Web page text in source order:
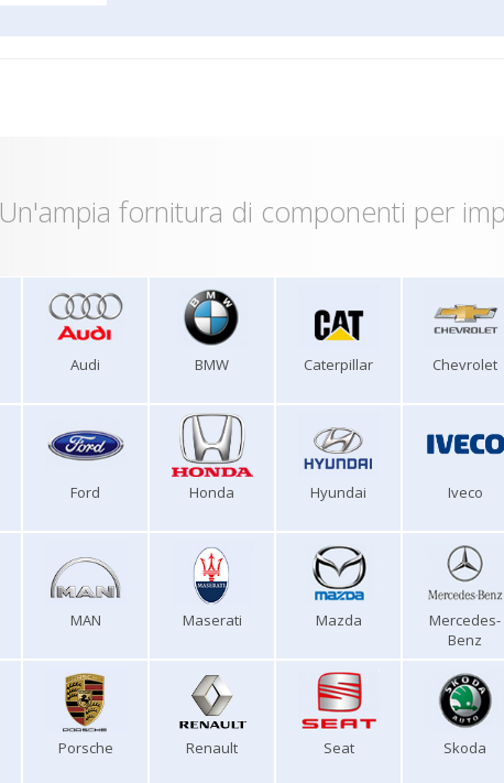
Un'ampia fornitura di componenti per
Audi BMW Caterpillar Chevrolet
Ford Honda Hyundai Iveco
MAN Maserati Mazda
Mercedes-
Benz
Porsche Renault Seat Skoda